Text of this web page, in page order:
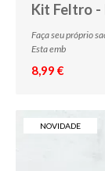
Kit Feltro -
Faça seu próprio
Esta emb
8,99 €
NOVIDADE